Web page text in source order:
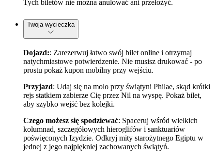
Tych biletów nie można anulować ani przełożyć.
Twoja wycieczka
Dojazd:: Zarezerwuj łatwo swój bilet online i otrzymaj
natychmiastowe potwierdzenie. Nie musisz drukować - po
prostu pokaż kupon mobilny przy wejściu.
Przyjazd: Udaj się na molo przy świątyni Philae, skąd krótki
rejs statkiem zabierze Cię przez Nil na wyspę. Pokaż bilet,
aby szybko wejść bez kolejki.
Czego możesz się spodziewać: Spaceruj wśród wielkich
kolumnad, szczegółowych hieroglifów i sanktuariów
poświęconych Izydzie. Odkryj mity starożytnego Egiptu w
jednej z jego najpiękniej zachowanych świątyń.